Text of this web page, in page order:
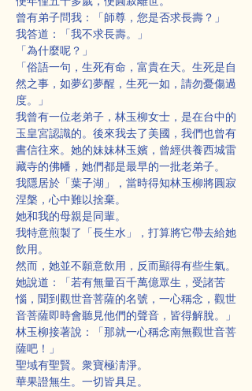
曾有弟子問我：「師尊，您是否求長壽？」
我答道：「我不求長壽。」
「為什麼呢？」
「俗語一句，生死有命，富貴在天。生死是自
然之事，如夢幻夢醒，生死一如，請勿憂傷過
度。」
我曾有一位老弟子，林玉柳女士，是在台中的
玉皇宮認識的。後來我去了美國，我們也曾有
書信往來。她的妹妹林玉嬪，曾經供養西城雷
藏寺的佛幡，她們都是最早的一批老弟子。
我隱居於「葉子湖」，當時得知林玉柳將圓寂
涅槃，心中難以捨棄。
她和我的母親是同輩。
我特意煎製了「長生水」，打算將它帶去給她
飲用。
然而，她並不願意飲用，反而顯得有些生氣。
她說道：「若有無量百千萬億眾生，受諸苦
惱，聞到觀世音菩薩的名號，一心稱念，觀世
音菩薩即時會聽見他們的聲音，皆得解脫。」
林玉柳接著說：「那就一心稱念南無觀世音菩
薩吧！」
聖域有聖賢。衆寶極淸淨。
華果證無生。一切皆具足。